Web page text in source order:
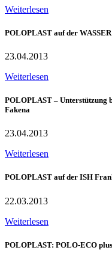
Weiterlesen
POLOPLAST auf der
23.04.2013
Weiterlesen
POLOPLAST – Unterstützung
Fakena
23.04.2013
Weiterlesen
POLOPLAST auf der ISH
22.03.2013
Weiterlesen
POLOPLAST: POLO-ECO